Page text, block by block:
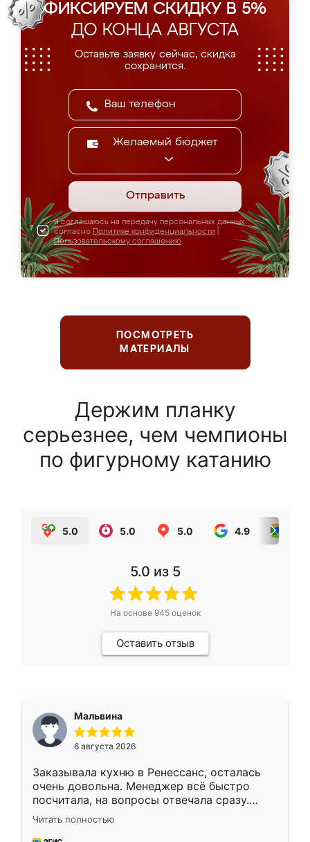
ФИКСИРУЕМ СКИДКУ В 5%
ДО КОНЦА АВГУСТА
Оставьте заявку сейчас, скидка
сохранится.
Желаемый бюджет
Отправить
Я соглашаюсь на передачу персональных данных
согласно Политике конфиденциальности
Пользовательскому соглашению
ПОСМОТРЕТЬ
МАТЕРИАЛЫ
Держим планку
серьезнее, чем чемпионы
по фигурному катанию
5.0 5.0 5.0 4.9
5.0 из 5
На основе 945оценок
Оставить отзыв
Мальвина
6 августа 2026
Заказывала кухню в Ренессанс, осталась
очень довольна. Менеджер всё быстро
посчитала, на вопросы отвечала сразу.
Замерщик приехал в субботу, подошёл к
делу со всей ответственностью. Собрали
Читать полностью